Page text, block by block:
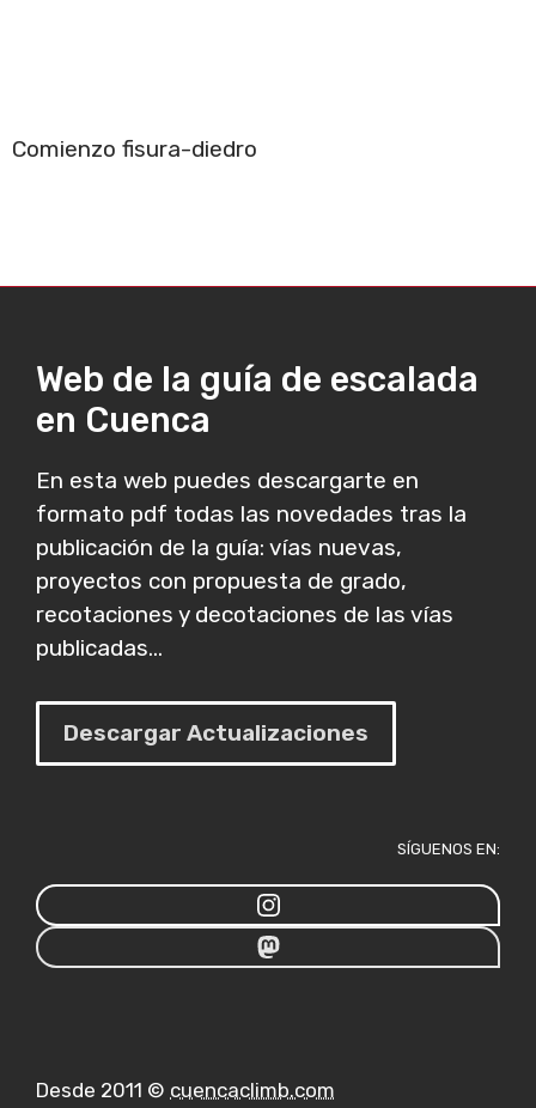
Comienzo fisura-diedro
Web de la guía de escalada
en Cuenca
En esta web puedes descargarte en
formato pdf todas las novedades tras la
publicación de la guía: vías nuevas,
proyectos con propuesta de grado,
recotaciones y decotaciones de las vías
publicadas...
Descargar Actualizaciones
SÍGUENOS EN:
Desde 2011 © cuencaclimb.com